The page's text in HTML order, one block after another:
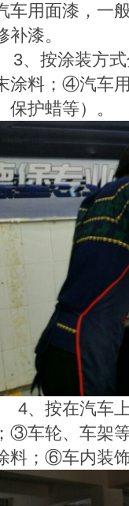
用面漆，一
补漆。
按涂装方式
涂料；④汽车
保护蜡等）。
按在汽车上
③车轮、车架
料；⑥车内装